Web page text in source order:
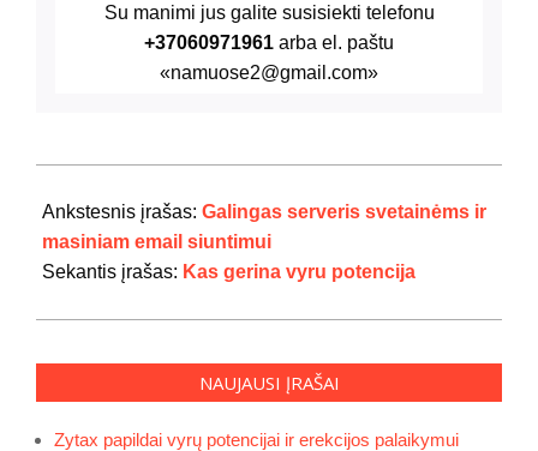
Su manimi jus galite susisiekti telefonu
+37060971961 arba el. paštu
«namuose2@gmail.com»
08-
25
Ankstesnis įrašas: Galingas serveris svetainėms ir
masiniam email siuntimui
Sekantis įrašas: Kas gerina vyru potencija
NAUJAUSI ĮRAŠAI
Zytax papildai vyrų potencijai ir erekcijos palaikymui